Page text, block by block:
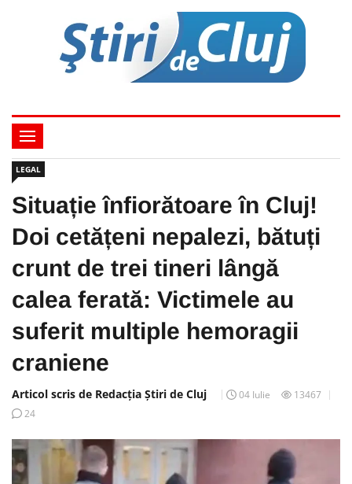
LEGAL
Situație înfiorătoare în Cluj!
Doi cetățeni nepalezi, bătuți
crunt de trei tineri lângă
calea ferată: Victimele au
suferit multiple hemoragii
craniene
Articol scris de Redacția Știri de Cluj 04 Iulie
13467
24